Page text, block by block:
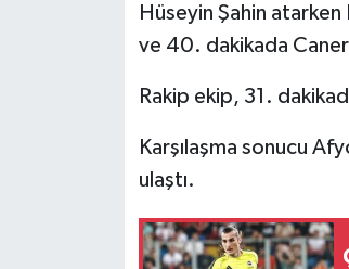
Hüseyin Şahin
ve 40. dakikada
Rakip ekip, 31.
Karşılaşma sonucu
ulaştı.